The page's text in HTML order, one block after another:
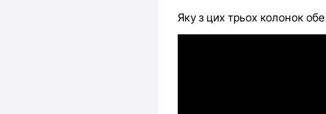
Яку з цих трьох колонок